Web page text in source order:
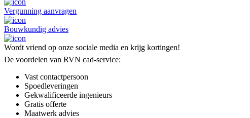
Vergunning aanvragen
Bouwkundig advies
Wordt vriend op onze sociale media en krijg kortingen!
De voordelen van RVN cad-service:
Vast contactpersoon
Spoedleveringen
Gekwalificeerde ingenieurs
Gratis offerte
Maatwerk advies